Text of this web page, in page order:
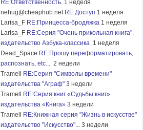
RE:Ответственность. 1 неделя
nehug@cheaphub.net RE:Доступ 1 неделя
Larisa_F RE:Принцесса-бродяжка 1 неделя
Larisa_F RE:Серия "Очень прикольная книга",
издательство Азбука-классика 1 неделя
Dead_Space RE:Прошу переформатировать,
распознать, etc... 2 недели
Tramell
RE:Серия "Символы времени"
издательства "Аграф" 3 недели
Tramell
RE:Серия книг «Судьбы книг»
издательства «Книга» 3 недели
Tramell
RE:Книжная серия "Жизнь в искусстве"
издательство "Искусство"... 3 недели